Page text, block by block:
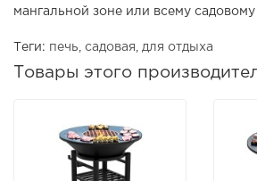
мангальной зоне или всему садовому
Теги: печь садовая для отдыха
Товары этого